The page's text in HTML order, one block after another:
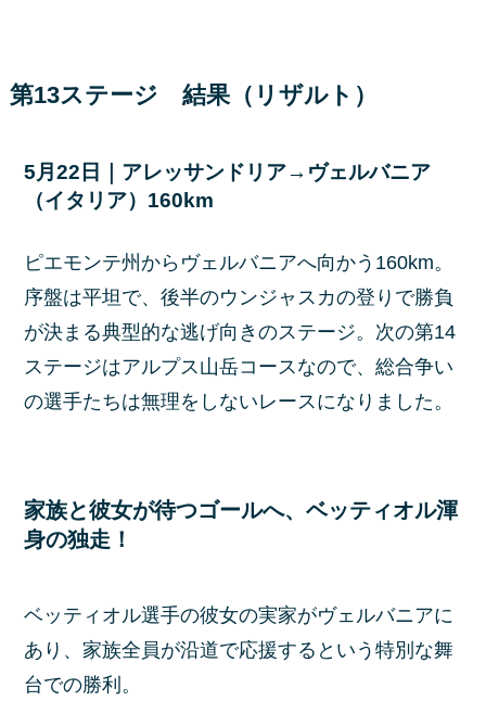
第13ステージ 結果（リザルト）
5月22日｜アレッサンドリア→ヴェルバニア
（イタリア）160km
ピエモンテ州からヴェルバニアへ向かう160km。
序盤は平坦で、後半のウンジャスカの登りで勝負
が決まる典型的な逃げ向きのステージ。次の第14
ステージはアルプス山岳コースなので、総合争い
の選手たちは無理をしないレースになりました。
家族と彼女が待つゴールへ、ベッティオル渾
身の独走！
ベッティオル選手の彼女の実家がヴェルバニアに
あり、家族全員が沿道で応援するという特別な舞
台での勝利。